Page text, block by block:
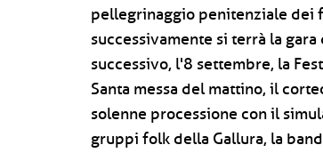
pellegrinaggio penitenziale dei
successivamente si terrà la
successivo, l'8 settembre, la
Santa messa del mattino, il
solenne processione con il
gruppi folk della Gallura, la